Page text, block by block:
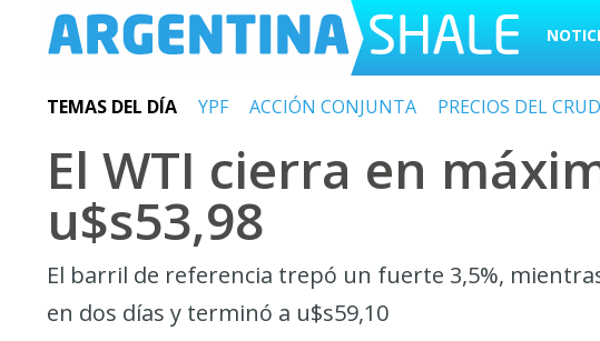
TEMAS DEL DÍA YPF ACCIÓN CONJUNTA PRECIOS DEL
El WTI cierra en
u$s53,98
El barril de referencia trepó un fuerte 3,5%,
en dos días y terminó a u$s59,10